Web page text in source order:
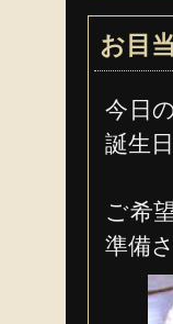
お目
今日
誕生
ご希
準備